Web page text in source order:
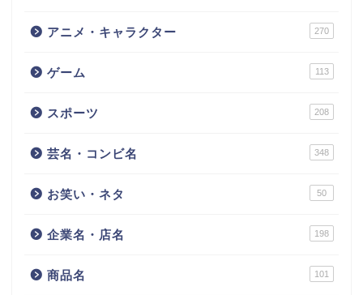
アニメ・キャラクター 270
ゲーム 113
スポーツ 208
芸名・コンビ名 348
お笑い・ネタ 50
企業名・店名 198
商品名 101